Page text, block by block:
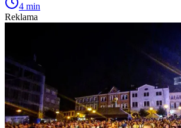
4 min
Reklama